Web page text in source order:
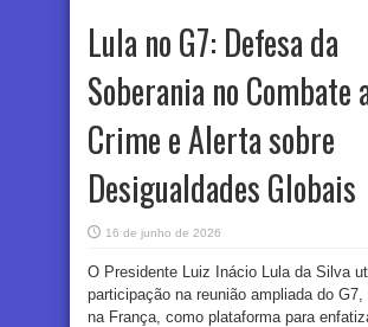
Lula no G7: Defesa da
Soberania no Combate
Crime e Alerta sobre
Desigualdades Globais
16 de junho de 2026
O Presidente Luiz Inácio Lula da Silva
participação na reunião ampliada do G7,
na França, como plataforma para